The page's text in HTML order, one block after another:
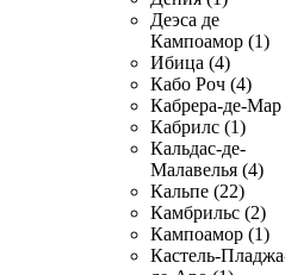
Деэса де
Кампоамор (1)
Ибица (4)
Кабо Роч (4)
Кабрера-де-Мар
Кабрилс (1)
Кальдас-де-
Малавелья (4)
Кальпе (22)
Камбрильс (2)
Кампоамор (1)
Кастель-